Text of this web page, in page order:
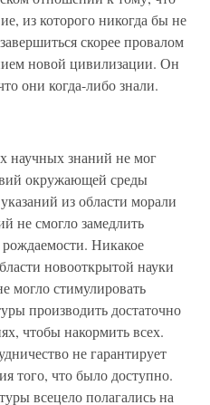
из которого никогда бы не
скорее провалом
новой цивилизации. Он
они когда-либо знали.
научных знаний не мог
окружающей среды
из области морали
не смогло замедлить
Никакое
новооткрытой науки
могло стимулировать
производить достаточно
чтобы накормить всех.
не гарантирует
того, что было доступно.
всецело полагались на